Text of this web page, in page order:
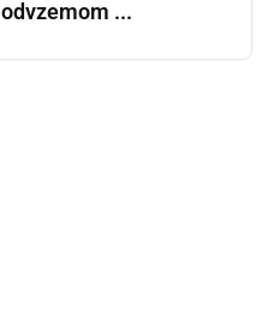
odvzemom ...